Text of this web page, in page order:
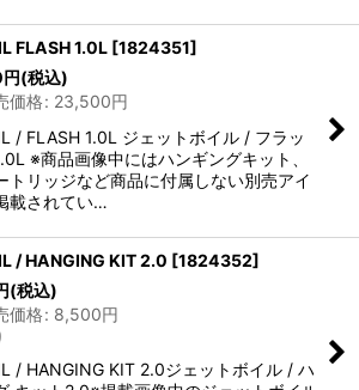
FLASH 1.0L [1824351]
円(税込)
価格: 23,500円
/ FLASH 1.0L ジェットボイル / フラッ
※商品画像中にはハンギングキット、
トリッジなど商品に付属しない別売アイ
載されてい…
/ HANGING KIT 2.0 [1824352]
(税込)
価格: 8,500円
/ HANGING KIT 2.0ジェットボイル / ハ